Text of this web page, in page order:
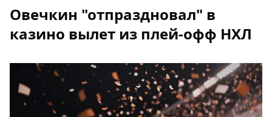
Овечкин "отпраздновал" в
казино вылет из плей-офф НХЛ